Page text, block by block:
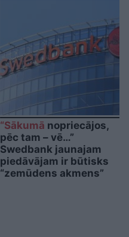
“Sākumā nopriecājos,
pēc tam – vē…”
Swedbank jaunajam
piedāvājam ir būtisks
“zemūdens akmens”